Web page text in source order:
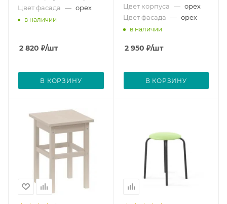
Цвет фасада — орех
в наличии
2 820 ₽/шт
В КОРЗИНУ
Цвет корпуса — орех
Цвет фасада — орех
в наличии
2 950 ₽/шт
В КОРЗИНУ